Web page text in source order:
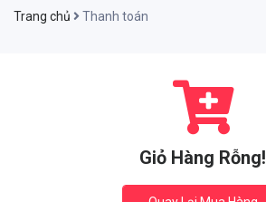
Trang chủ Thanh toán
Giỏ Hàng Rỗng!